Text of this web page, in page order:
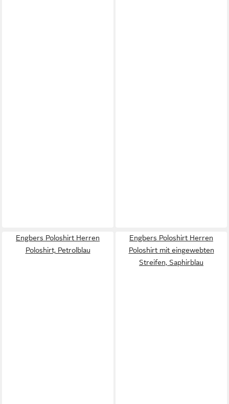
Engbers Poloshirt Herren
Poloshirt, Petrolblau
Engbers Poloshirt Herren
Poloshirt mit eingewebten
Streifen, Saphirblau